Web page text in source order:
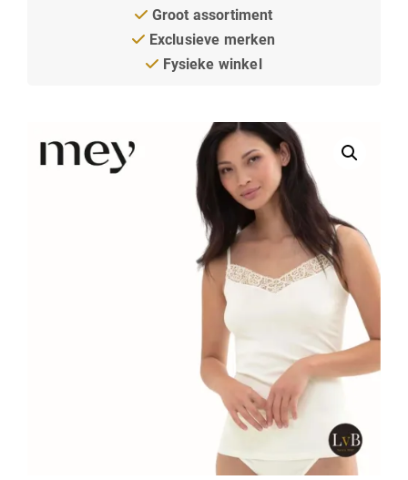
Groot assortiment
Exclusieve merken
Fysieke winkel